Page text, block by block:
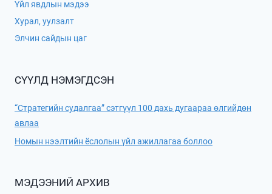
Үйл явдлын мэдээ
Хурал, уулзалт
Элчин сайдын цаг
СҮҮЛД НЭМЭГДСЭН
“Стратегийн судалгаа” сэтгүүл 100 дахь дугаараа өлгийдөн
авлаа
Номын нээлтийн ёслолын үйл ажиллагаа боллоо
МЭДЭЭНИЙ АРХИВ